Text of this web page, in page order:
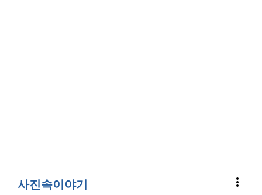
사진속이야기 more_vert